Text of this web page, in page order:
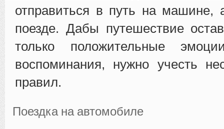
отправиться в путь на машине,
поезде. Дабы путешествие
только положительные
воспоминания, нужно учесть
правил.
Поездка на автомобиле